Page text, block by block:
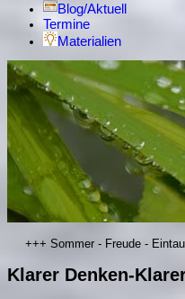
Blog/Aktuell
Termine
Materialien
+++ Sommer - Freude -
Klarer Denken-